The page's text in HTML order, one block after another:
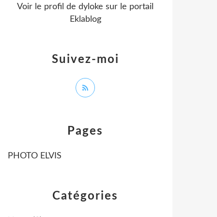
Catégories
Pages
PHOTO ELVIS
Suivez-moi
Voir le profil de dyloke sur le portail
Eklablog